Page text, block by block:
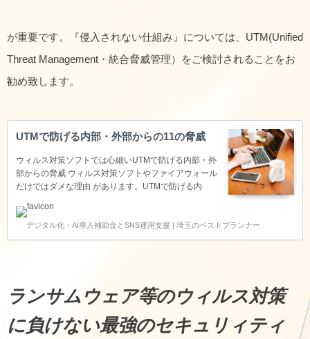
が重要です。『侵入されない仕組み』については、UTM(Unified
Threat Management・統合脅威管理）をご検討されることをお
勧め致します。
UTMで防げる内部・外部からの11の脅威
ウィルス対策ソフトでは心細いUTMで防げる内部・外
部からの脅威 ウィルス対策ソフトやファイアウォール
だけではダメな理由 があります。UTMで防げる内
を目指している弊社は、そんな疑問にお答えしなが
ら、埼玉県さいたま市岩槻区で、ハードウェアやソフ
トウェアを提供し、情報セキュリィティの保守サポー
UTMには、ファイアウォール機能・IPS/IDS機能がつ
いており、内部ネットワークと外部ネットワーク間の
パケ…
デジタル化・AI導入補助金とSNS運用支援 | 埼玉のベストプランナー
ランサムウェア等のウィルス対策
に負けない最強のセキュリィティ